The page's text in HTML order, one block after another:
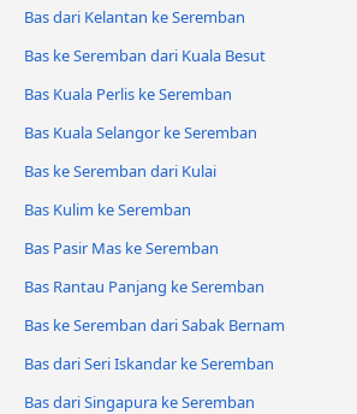
Bas dari Kelantan ke Seremban
Bas ke Seremban dari Kuala Besut
Bas Kuala Perlis ke Seremban
Bas Kuala Selangor ke Seremban
Bas ke Seremban dari Kulai
Bas Kulim ke Seremban
Bas Pasir Mas ke Seremban
Bas Rantau Panjang ke Seremban
Bas ke Seremban dari Sabak Bernam
Bas dari Seri Iskandar ke Seremban
Bas dari Singapura ke Seremban